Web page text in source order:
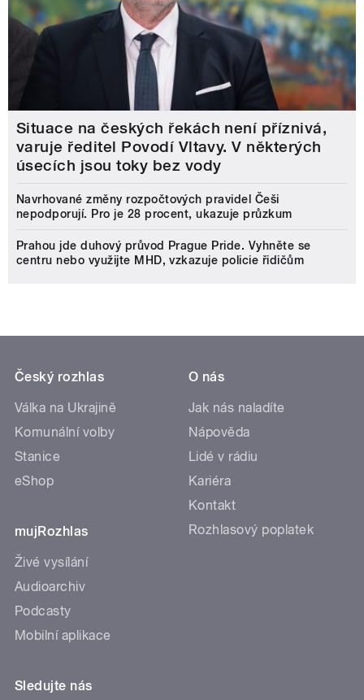
Situace na českých řekách není příznivá,
varuje ředitel Povodí Vltavy. V některých
úsecích jsou toky bez vody
Navrhované změny rozpočtových pravidel Češi
nepodporují. Pro je 28 procent, ukazuje průzkum
Prahou jde duhový průvod Prague Pride. Vyhněte se
centru nebo využijte MHD, vzkazuje policie řidičům
Český rozhlas
Válka na Ukrajině
Komunální volby
Stanice
eShop
mujRozhlas
Živé vysílání
Audioarchiv
Podcasty
Mobilní aplikace
O nás
Jak nás naladíte
Nápověda
Lidé v rádiu
Kariéra
Kontakt
Rozhlasový poplatek
Sledujte nás